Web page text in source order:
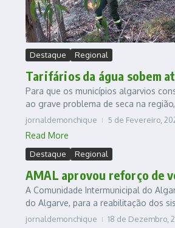
Destaque Regional
Tarifários da água sobem
Para que os municípios algarvios
ao grave problema de seca na
jornaldemonchique 5 de Fevereiro,
Read More
Destaque Regional
AMAL aprovou reforço de
A Comunidade Intermunicipal do
do Algarve, para a reabilitação dos
jornaldemonchique 18 de Dezembro,